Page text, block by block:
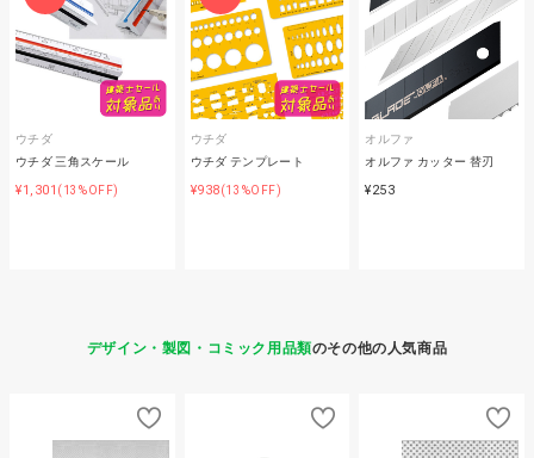
ウチダ
ウチダ 三角スケール
¥1,301 (13%OFF)
ウチダ
ウチダ テンプレート
¥938(13%OFF)
オルファ
オルファ カッター 替刃
¥253
デザイン・製図・コミック用品類のその他の人気商品